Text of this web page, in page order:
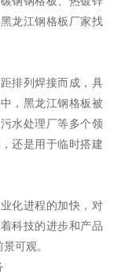
龙江钢格板厂家找
排列焊接而成，具
，黑龙江钢格板被
水处理厂等多个领
还是用于临时搭建
化进程的加快，对
科技的进步和产品
可观。